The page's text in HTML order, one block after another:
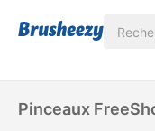
Pinceaux